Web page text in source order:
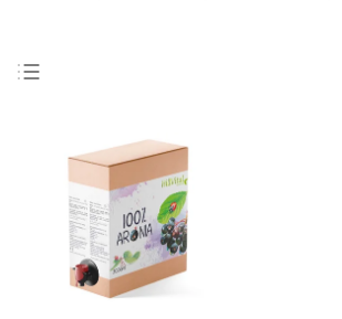
Nejdražší
Nejprodávanější
Abecedně